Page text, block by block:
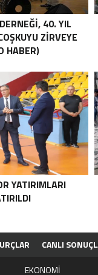
40. YIL
ZIRVEYE
HABER)
YATIRIMLARI
CANLI
EKONOMİ